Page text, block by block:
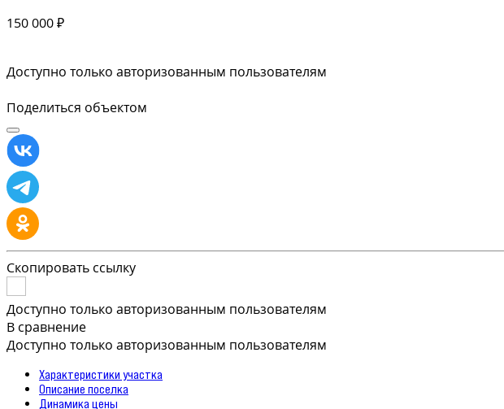
150 000 ₽
Доступно только авторизованным пользователям
Поделиться объектом
Скопировать ссылку
Доступно только авторизованным пользователям
В сравнение
Доступно только авторизованным пользователям
Характеристики участка
Описание поселка
Динамика цены